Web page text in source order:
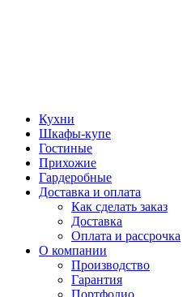
Кухни
Шкафы-купе
Гостиные
Прихожие
Гардеробные
Доставка и оплата
Как сделать заказ
Доставка
Оплата и рассрочка
О компании
Производство
Гарантия
Портфолио